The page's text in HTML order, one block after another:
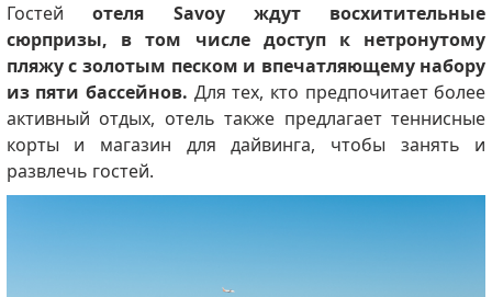
Гостейотеля Savoy ждут восхитительные
сюрпризы, в том числе доступ к нетронутому
пляжу с золотым песком и впечатляющему набору
из пяти бассейнов. Для тех, кто предпочитает более
активный отдых, отель также предлагает теннисные
корты и магазин для дайвинга, чтобы занять и
развлечь гостей.